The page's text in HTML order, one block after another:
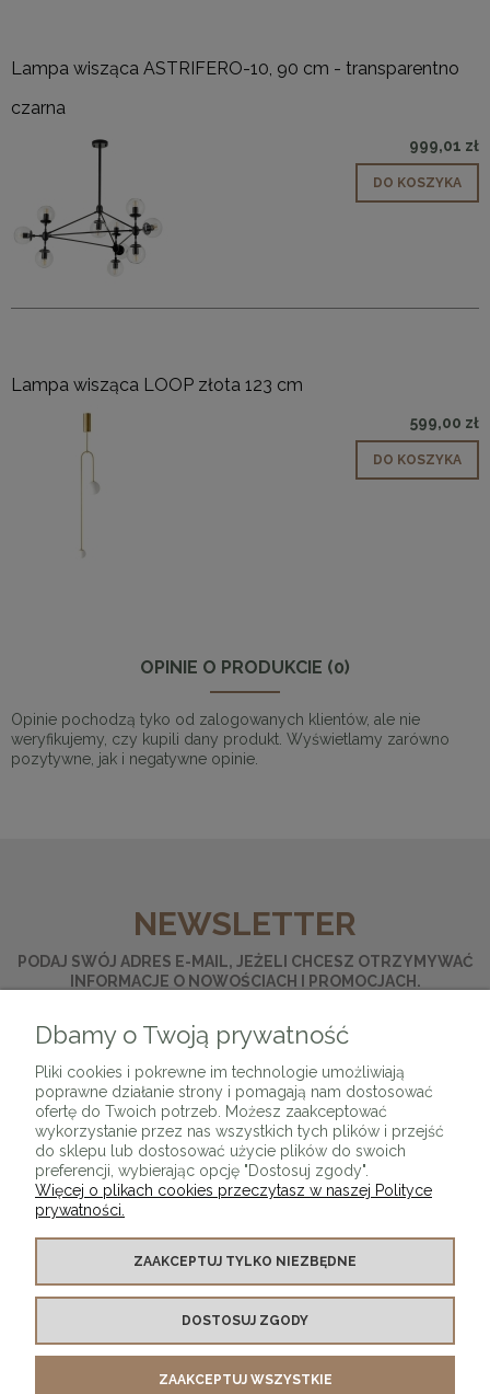
Lampa wisząca ASTRIFERO-10, 90 cm - transparentno
czarna
999,01 zł
DO KOSZYKA
Lampa wisząca LOOP złota 123 cm
599,00 zł
DO KOSZYKA
OPINIE O PRODUKCIE (0)
Opinie pochodzą tyko od zalogowanych klientów, ale nie
weryfikujemy, czy kupili dany produkt. Wyświetlamy zarówno
pozytywne, jak i negatywne opinie.
NEWSLETTER
PODAJ SWÓJ ADRES E-MAIL, JEŻELI CHCESZ OTRZYMYWAĆ
INFORMACJE O NOWOŚCIACH I PROMOCJACH.
KONTAKT Z NAMI
MOJE KONTO
Dbamy o Twoją prywatność
Pliki cookies i pokrewne im technologie umożliwiają
poprawne działanie strony i pomagają nam dostosować
ofertę do Twoich potrzeb. Możesz zaakceptować
wykorzystanie przez nas wszystkich tych plików i przejść
do sklepu lub dostosować użycie plików do swoich
preferencji, wybierając opcję "Dostosuj zgody".
Więcej o plikach cookies przeczytasz w naszej Polityce
prywatności.
ZAAKCEPTUJ TYLKO NIEZBĘDNE
DOSTOSUJ ZGODY
ZAAKCEPTUJ WSZYSTKIE